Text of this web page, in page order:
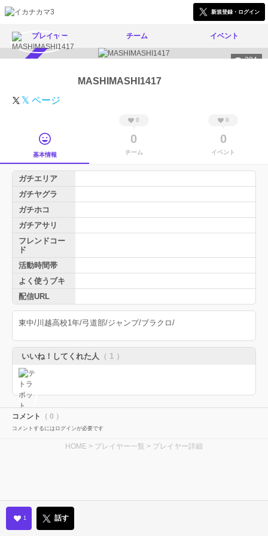
新規登録・ログイン
プレイヤー チーム イベント
284
MASHIMASHI1417
𝕏 ページ
基本情報
0
0
チーム
0
0
イベント
ガチエリア
ガチヤグラ
ガチホコ
ガチアサリ
フレンドコー
ド
活動時間帯
よく使うブキ
配信URL
東中/川越高校1年/弓道部/ジャンプ/ブラクロ/
いいね！してくれた人 （ 1 ）
コメント （ 0 ）
コメントするにはログインが必要です
HOME > プレイヤー一覧 > プレイヤー詳細
1 話す